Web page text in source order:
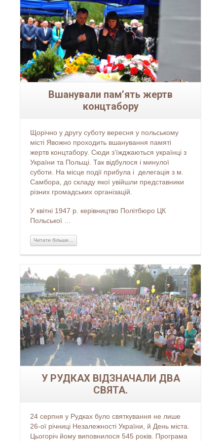
Вшанували пам’ять жертв
концтабору
Щорічно у другу суботу вересня у польському
місті Явожно проходить вшанування памяті
жертв концтабору. Сюди з’їжджаються українці з
України та Польщі. Так відбулося і минулої
суботи. На місце події прибула і делегація з м.
Самбора, до складу якої увійшли представники
різних громадських організацій.
У квітні 1947 р. керівництво Політбюро ЦК
Польської …
Читати більше…
Читати більше...
У РУДКАХ ВІДЗНАЧАЛИ ДВА
СВЯТА.
24 серпня у Рудках було святкування не лише
26-ої річниці Незалежності України, й День міста.
Цьогоріч йому виповнилося 545 років. Програма